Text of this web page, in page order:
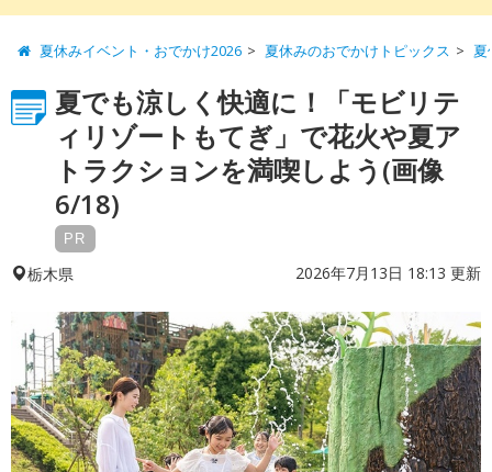
夏休みイベント・おでかけ2026 夏休みのおでかけトピックス 夏
夏でも涼しく快適に！「モビリテ
ィリゾートもてぎ」で花火や夏ア
トラクションを満喫しよう(画像
6/18)
PR
栃木県 2026年7月13日 18:13 更新